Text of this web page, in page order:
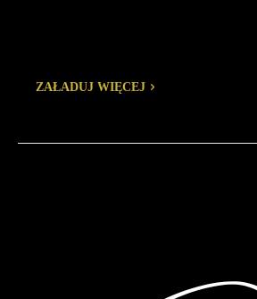
ZAŁADUJ WIĘCEJ